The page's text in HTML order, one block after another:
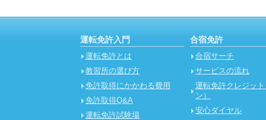
運転免許入門
運転免許とは
教習所の選び方
免許取得にかかわる費用
免許取得Q&A
運転免許試験場
合宿免許
合宿サーチ
サービスの流れ
運転免許クレジッ
ン）
安心ダイヤル